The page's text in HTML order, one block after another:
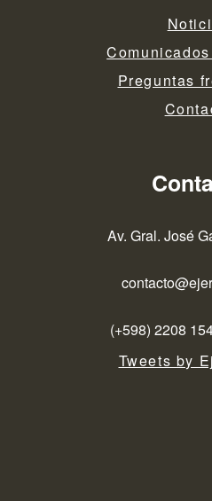
Preguntas
Av. Gral. José
(+598) 2208
Tweets by